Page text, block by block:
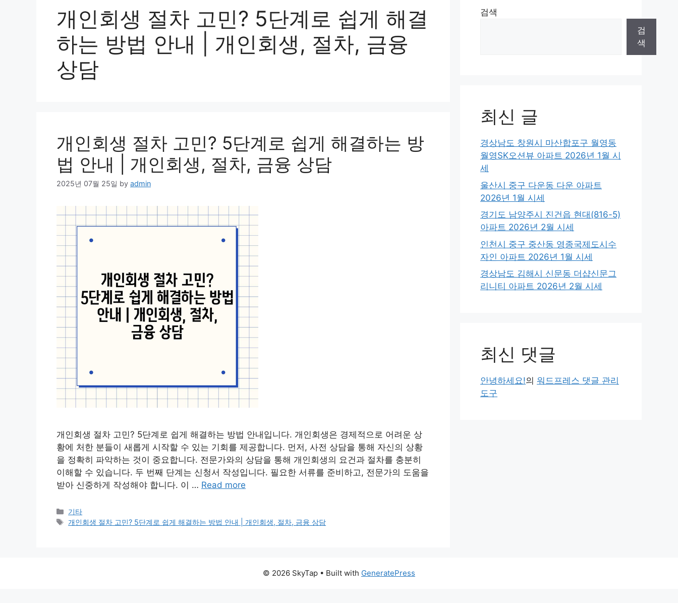
개인회생 절차 고민? 5단계로 쉽게 해결
하는 방법 안내 | 개인회생, 절차, 금융
상담
개인회생 절차 고민? 5단계로 쉽게 해결하는 방
법 안내 | 개인회생, 절차, 금융 상담
2025년 07월 25일 by admin
개인회생 절차 고민? 5단계로 쉽게 해결하는 방법 안내입니다. 개인회생은 경제적으로 어려운 상
황에 처한 분들이 새롭게 시작할 수 있는 기회를 제공합니다. 먼저, 사전 상담을 통해 자신의 상황
을 정확히 파악하는 것이 중요합니다. 전문가와의 상담을 통해 개인회생의 요건과 절차를 충분히
이해할 수 있습니다. 두 번째 단계는 신청서 작성입니다. 필요한 서류를 준비하고, 전문가의 도움을
받아 신중하게 작성해야 합니다. 이 … Read more
Categories
기타
Tags
개인회생 절차 고민? 5단계로 쉽게 해결하는 방법 안내 | 개인회생, 절차, 금융 상담
검색
검
색
최신 글
경상남도 창원시 마산합포구 월영동
월영SK오션뷰 아파트 2026년 1월 시
세
울산시 중구 다운동 다운 아파트
2026년 1월 시세
경기도 남양주시 진건읍 현대(816-5)
아파트 2026년 2월 시세
인천시 중구 중산동 영종국제도시수
자인 아파트 2026년 1월 시세
경상남도 김해시 신문동 더샵신문그
리니티 아파트 2026년 2월 시세
최신 댓글
안녕하세요!의 워드프레스 댓글 관리
도구
© 2026 SkyTap • Built with GeneratePress